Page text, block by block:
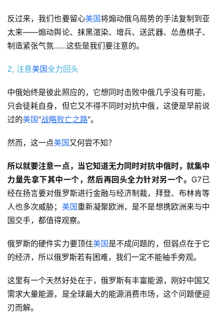
反过来，我们也要留心美国将煽动俄乌局势的手法复制到亚
太来——煽动舆论、抹黑渲染、增兵、送武器、怂恿棋子、
制造紧张气氛……这些是我们要注意的。
2, 注意美国全力回头
中俄始终是彼此照应的，它想同时击败中俄几乎没有可能，
只会徒耗自身，但它又不得不同时对抗中俄，这便是早前说
过的美国“战略败亡之路”。
然而，这一点美国又何尝不知？
所以就要注意一点，当它知道无力同时对抗中俄时， 就集中
力量先拿下其中一个，然后再回头全力针对另一个。 G7已
经在扬言要对俄罗斯进行金融与经济制裁，拜登、布林肯等
人也多次威胁； 美国重新凝聚欧洲，是不是想携欧洲来与中
国交手，都值得观察。
俄罗斯的硬件实力要顶住美国是不成问题的，但弱点在于它
的经济，所以俄罗斯若有困难，我们一定不能袖手旁观。
这里有一个天然好处在于，俄罗斯有丰富能源，刚好中国又
需求大量能源，是全球最大的能源消费市场，这个问题便迎
刃而解。